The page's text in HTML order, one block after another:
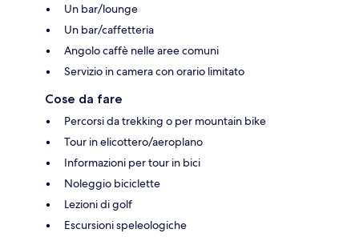
Un bar/lounge
Un bar/caffetteria
Angolo caffè nelle aree comuni
Servizio in camera con orario limitato
Cose da fare
Percorsi da trekking o per mountain bike
Tour in elicottero/aeroplano
Informazioni per tour in bici
Noleggio biciclette
Lezioni di golf
Escursioni speleologiche